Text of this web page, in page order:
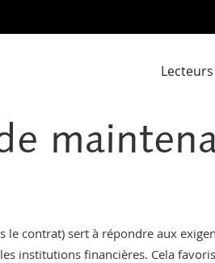
le contrat) sert à répondre aux
institutions financières. Cela